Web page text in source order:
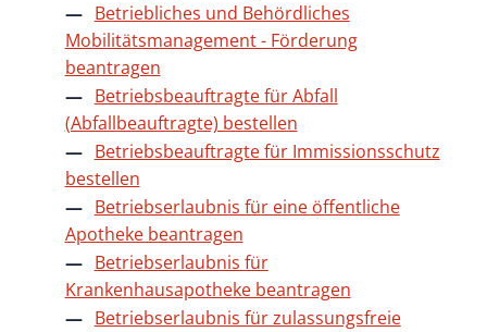
Betriebliches und Behördliches
Mobilitätsmanagement - Förderung
beantragen
Betriebsbeauftragte für Abfall
(Abfallbeauftragte) bestellen
Betriebsbeauftragte für Immissionsschutz
bestellen
Betriebserlaubnis für eine öffentliche
Apotheke beantragen
Betriebserlaubnis für
Krankenhausapotheke beantragen
Betriebserlaubnis für zulassungsfreie